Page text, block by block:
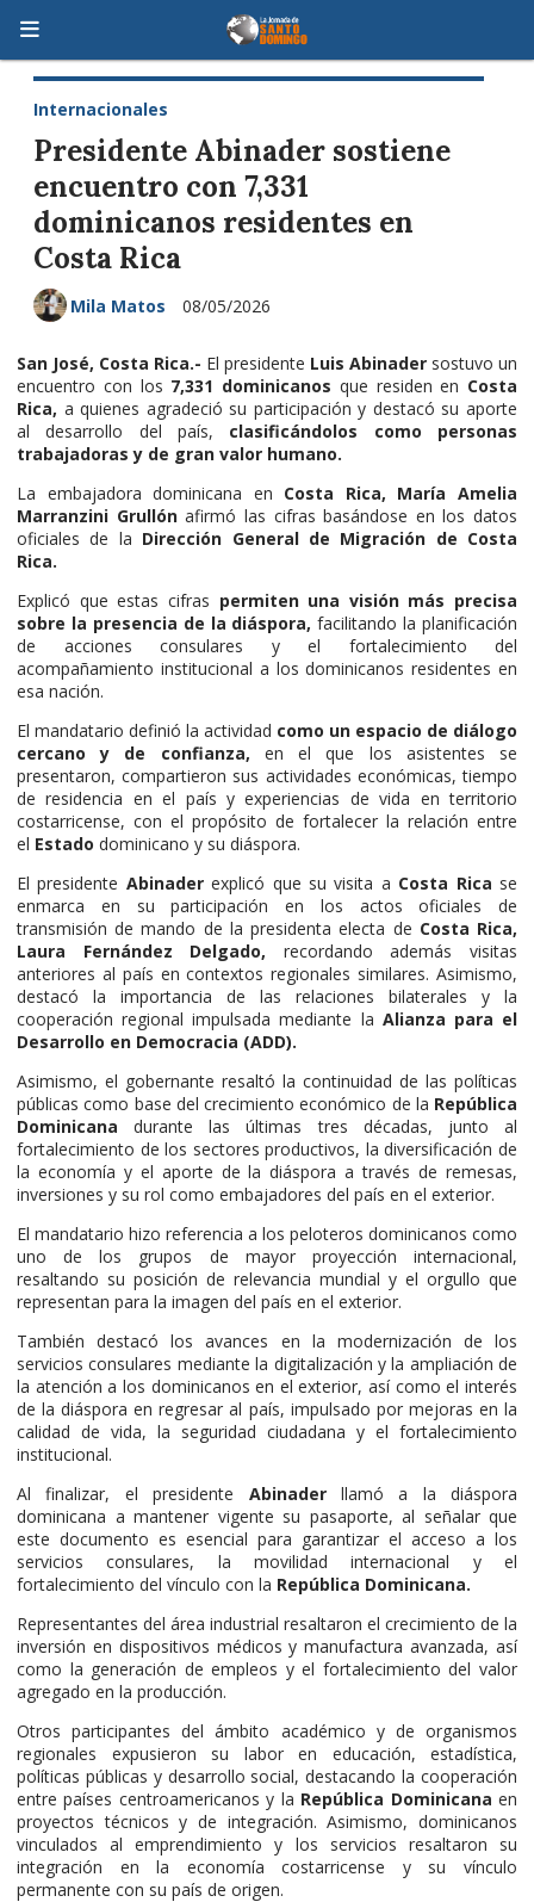
Presidente Abinader sostiene
encuentro con 7,331
dominicanos residentes en
Costa Rica
Internacionales
08/05/2026
Mila Matos
San José, Costa Rica.- El presidente Luis Abinader sostuvo un
encuentro con los 7,331 dominicanos que residen en Costa
Rica, a quienes agradeció su participación y destacó su aporte
al desarrollo del país,
clasificándolos como personas
trabajadoras y de gran valor humano.
La embajadora dominicana en Costa Rica, María Amelia
Marranzini Grullón afirmó las cifras basándose en los datos
oficiales de la Dirección General de Migración de Costa
Rica.
Explicó que estas cifras permiten una visión más precisa
sobre la presencia de la diáspora, facilitando la planificación
de acciones consulares y el fortalecimiento del
acompañamiento institucional a los dominicanos residentes en
esa nación.
El mandatario definió la actividad como un espacio de diálogo
cercano y de confianza,
en el que los asistentes se
presentaron, compartieron sus actividades económicas, tiempo
de residencia en el país y experiencias de vida en territorio
costarricense, con el propósito de fortalecer la relación entre
el Estado dominicano y su diáspora.
El presidente Abinader explicó que su visita a Costa Rica se
enmarca en su participación en los actos oficiales de
transmisión de mando de la presidenta electa de Costa Rica,
Laura Fernández Delgado,
recordando además visitas
anteriores al país en contextos regionales similares. Asimismo,
destacó la importancia de las relaciones bilaterales y la
cooperación regional impulsada mediante la Alianza para el
Desarrollo en Democracia (ADD).
Asimismo, el gobernante resaltó la continuidad de las políticas
públicas como base del crecimiento económico de la República
Dominicana
durante las últimas tres décadas, junto al
fortalecimiento de los sectores productivos, la diversificación de
la economía y el aporte de la diáspora a través de remesas,
inversiones y su rol como embajadores del país en el exterior.
El mandatario hizo referencia a los peloteros dominicanos como
uno de los grupos de mayor proyección internacional,
resaltando su posición de relevancia mundial y el orgullo que
representan para la imagen del país en el exterior.
También destacó los avances en la modernización de los
servicios consulares mediante la digitalización y la ampliación de
la atención a los dominicanos en el exterior, así como el interés
de la diáspora en regresar al país, impulsado por mejoras en la
calidad de vida, la seguridad ciudadana y el fortalecimiento
institucional.
Al finalizar, el presidente
Abinader
llamó a la diáspora
dominicana a mantener vigente su pasaporte, al señalar que
este documento es esencial para garantizar el acceso a los
servicios consulares, la movilidad internacional y el
fortalecimiento del vínculo con la República Dominicana.
Representantes del área industrial resaltaron el crecimiento de la
inversión en dispositivos médicos y manufactura avanzada, así
como la generación de empleos y el fortalecimiento del valor
agregado en la producción.
Otros participantes del ámbito académico y de organismos
regionales expusieron su labor en educación, estadística,
políticas públicas y desarrollo social, destacando la cooperación
entre países centroamericanos y la República Dominicana en
proyectos técnicos y de integración. Asimismo, dominicanos
vinculados al emprendimiento y los servicios resaltaron su
integración en la economía costarricense y su vínculo
permanente con su país de origen.